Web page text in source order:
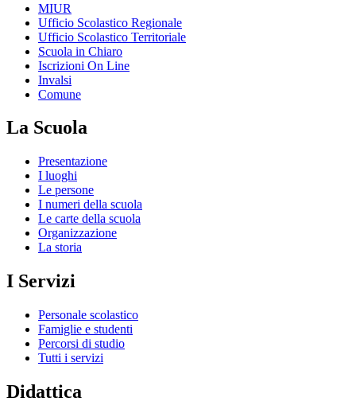
MIUR
Ufficio Scolastico Regionale
Ufficio Scolastico Territoriale
Scuola in Chiaro
Iscrizioni On Line
Invalsi
Comune
La Scuola
Presentazione
I luoghi
Le persone
I numeri della scuola
Le carte della scuola
Organizzazione
La storia
I Servizi
Personale scolastico
Famiglie e studenti
Percorsi di studio
Tutti i servizi
Didattica